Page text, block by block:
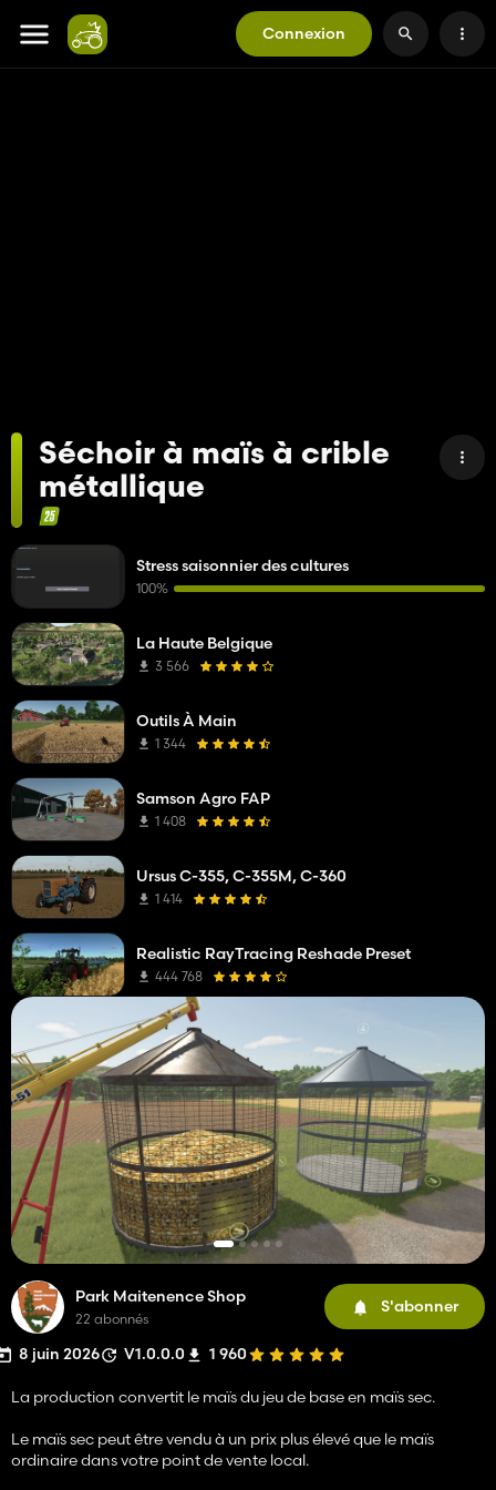
Connexion
Séchoir à maïs à crible
métallique
Park Maitenence Shop
22 abonnés
S'abonner
8 juin 2026 V1.0.0.0 1 960
La production convertit le maïs du jeu de base en maïs sec.
Le maïs sec peut être vendu à un prix plus élevé que le maïs
ordinaire dans votre point de vente local.
Stress saisonnier des cultures
100%
La Haute Belgique
3 566
Outils À Main
1 344
Samson Agro FAP
1 408
Ursus C-355, C-355M, C-360
1 414
Realistic RayTracing Reshade Preset
444 768